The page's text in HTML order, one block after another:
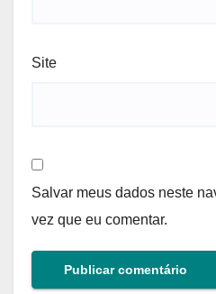
Site
Salvar meus dados neste
vez que eu comentar.